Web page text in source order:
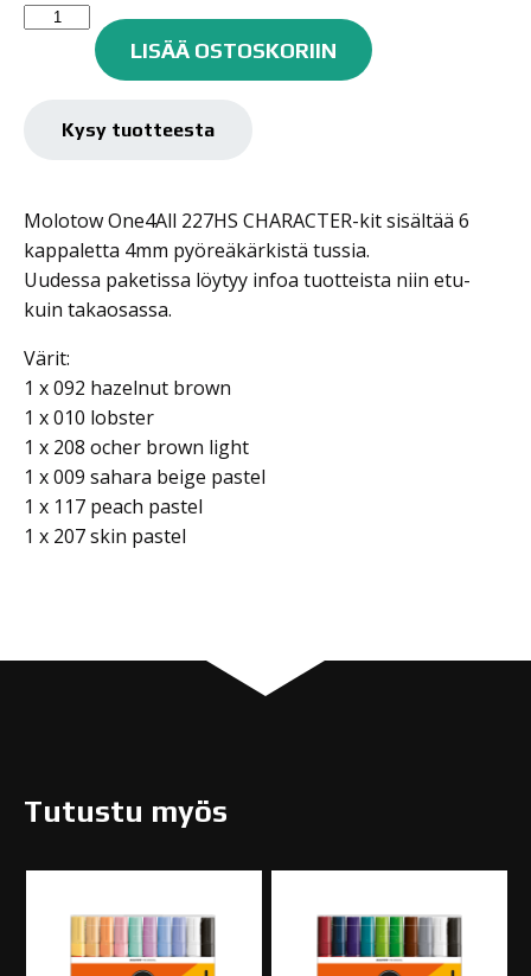
Molotow
ONE4ALL
maalitussisarja
määrä
LISÄÄ OSTOSKORIIN
Kysy tuotteesta
Molotow One4All 227HS CHARACTER-kit sisältää 6
kappaletta 4mm pyöreäkärkistä tussia.
Uudessa paketissa löytyy infoa tuotteista niin etu-
kuin takaosassa.
Värit:
1 x 092 hazelnut brown
1 x 010 lobster
1 x 208 ocher brown light
1 x 009 sahara beige pastel
1 x 117 peach pastel
1 x 207 skin pastel
Tutustu myös